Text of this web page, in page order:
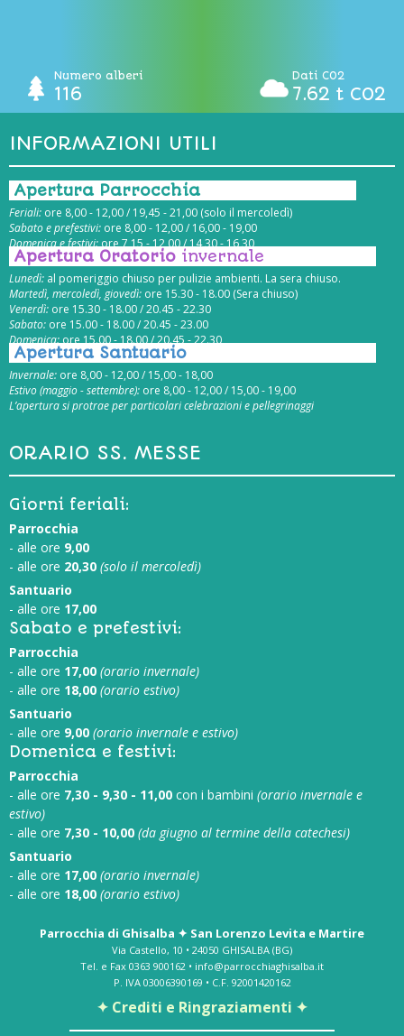
Numero alberi
116
Dati CO2
7.62 t CO2
INFORMAZIONI UTILI
Apertura Parrocchia
Feriali: ore 8,00 - 12,00 / 19,45 - 21,00 (solo il mercoledì)
Sabato e prefestivi: ore 8,00 - 12,00 / 16,00 - 19,00
Domenica e festivi:ore 7,15 - 12,00 / 14,30 - 16,30
Apertura Oratorio invernale
Lunedì: al pomeriggio chiuso per pulizie ambienti. La sera chiuso.
Martedì, mercoledì, giovedì: ore 15.30 - 18.00 (Sera chiuso)
Venerdì: ore 15.30 - 18.00 / 20.45 - 22.30
Sabato: ore 15.00 - 18.00 / 20.45 - 23.00
Domenica:ore 15.00 - 18.00 / 20.45 - 22.30
Apertura Santuario
Invernale: ore 8,00 - 12,00 / 15,00 - 18,00
Estivo (maggio - settembre): ore 8,00 - 12,00 / 15,00 - 19,00
L’apertura si protrae per particolari celebrazioni e pellegrinaggi
ORARIO SS. MESSE
Giorni feriali:
Parrocchia
- alle ore 9,00
- alle ore 20,30 (solo il mercoledì)
Santuario
- alle ore 17,00
Sabato e prefestivi:
Parrocchia
- alle ore 17,00 (orario invernale)
- alle ore 18,00 (orario estivo)
Santuario
- alle ore 9,00 (orario invernale e estivo)
Domenica e festivi:
Parrocchia
- alle ore 7,30 - 9,30 - 11,00 con i bambini (orario invernale e
estivo)
- alle ore 7,30 - 10,00 (da giugno al termine della catechesi)
Santuario
- alle ore 17,00 (orario invernale)
- alle ore 18,00 (orario estivo)
Parrocchia di Ghisalba ✦ San Lorenzo Levita e Martire
Via Castello, 10 • 24050 GHISALBA (BG)
Tel. e Fax 0363 900162 • info@parrocchiaghisalba.it
P. IVA 03006390169 • C.F. 92001420162
✦ Crediti e Ringraziamenti ✦